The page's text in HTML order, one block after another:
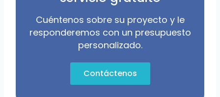
Cuéntenos sobre su proyecto y le
responderemos con un presupuesto
personalizado.
Contáctenos